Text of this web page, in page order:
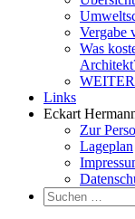
Vergabe
Was
Links
Eckart
Zur
Lageplan
Suchen
nach: